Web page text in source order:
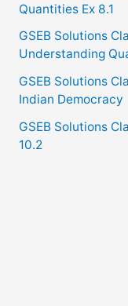
Quantities Ex 8.1
GSEB Solutions
Understanding
GSEB Solutions
Indian Democracy
GSEB Solutions
10.2